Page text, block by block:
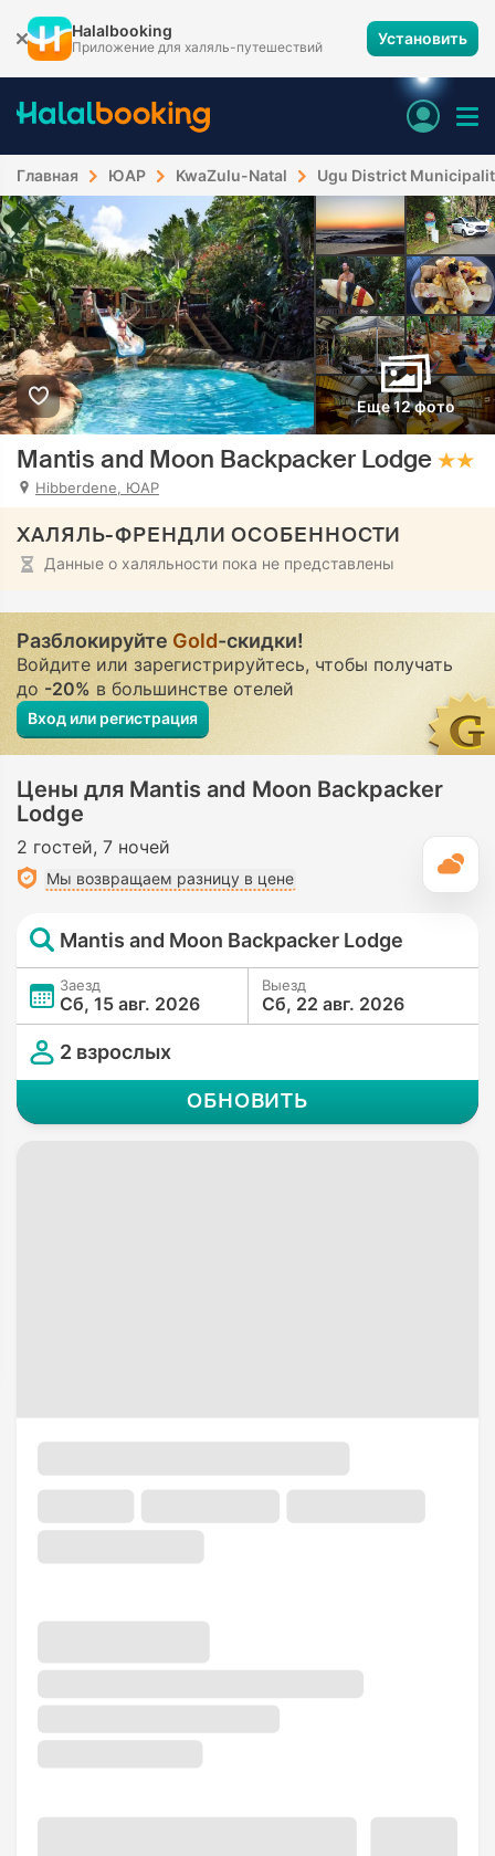
Halalbooking
Приложение для халяль-путешествий Установить
Главная ЮАР KwaZulu-Natal Ugu District
Еще 12 фото
Mantis and Moon Backpacker Lodge
Hibberdene, ЮАР
ХАЛЯЛЬ-ФРЕНДЛИ ОСОБЕННОСТИ
Данные о халяльности пока не представлены
Разблокируйте Gold-скидки!
Войдите или зарегистрируйтесь, чтобы получать
до -20% в большинстве отелей
Вход или регистрация
Цены для Mantis and Moon Backpacker
Lodge
2 гостей 7 ночей
Мы возвращаем разницу в цене
Mantis and Moon Backpacker Lodge
Заезд
Сб, 15 авг. 2026
Выезд
Сб, 22 авг. 2026
2 взрослых
ОБНОВИТЬ